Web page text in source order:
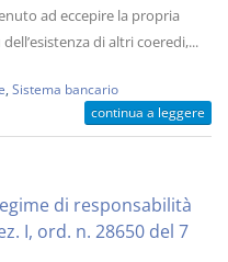
ad eccepire la propria
di altri coeredi,...
Sistema bancario
continua a leggere
di responsabilità
I, ord. n. 28650 del 7